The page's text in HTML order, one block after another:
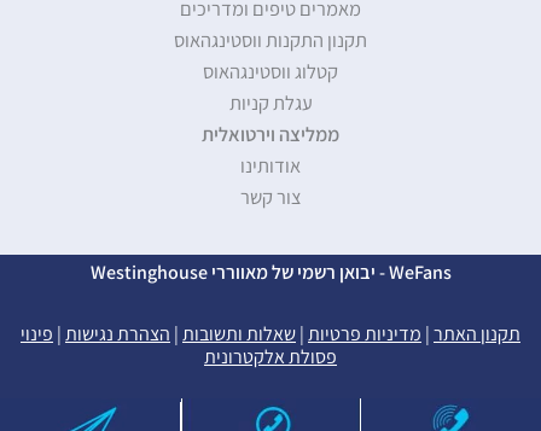
מאמרים טיפים ומדריכים
תקנון התקנות ווסטינגהאוס
קטלוג ווסטינגהאוס
עגלת קניות
ממליצה וירטואלית
אודותינו
צור קשר
WeFans - יבואן רשמי של מאווררי Westinghouse
תקנון האתר| מדיניות פרטיות|שאלות ותשובות| הצהרת נגישות| פינוי
פסולת אלקטרונית